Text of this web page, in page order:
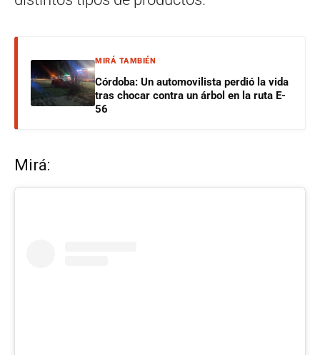
MIRÁ TAMBIÉN
Córdoba: Un automovilista perdió la vida
tras chocar contra un árbol en la ruta E-
56
Mirá: